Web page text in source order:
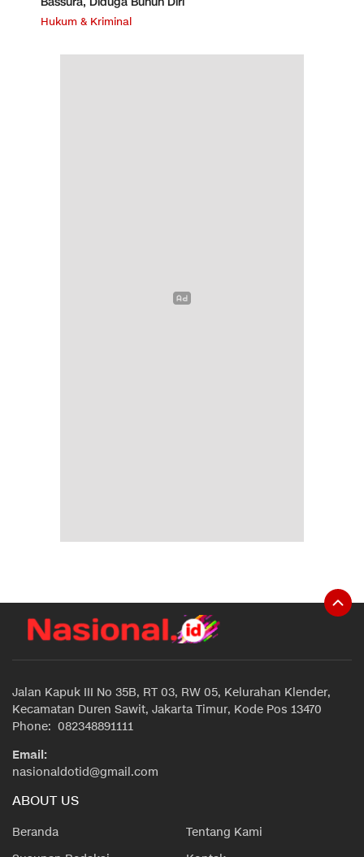
Hukum & Kriminal
Jalan Kapuk III No 35B, RT 03, RW 05, Kelurahan Klender,
Kecamatan Duren Sawit, Jakarta Timur, Kode Pos 13470
Phone: 082348891111
Email:
nasionaldotid@gmail.com
ABOUT US
Beranda
Tentang Kami